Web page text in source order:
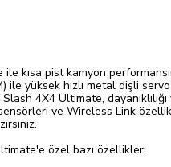
kısa pist kamyon
yüksek hızlı metal dişli
4X4 Ultimate,
ve Wireless Link
özel bazı özellikler;